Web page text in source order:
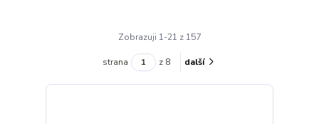
Zobrazuji 1-21 z 157
strana z 8 další